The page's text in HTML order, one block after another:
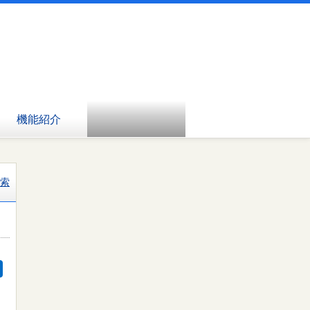
機能紹介